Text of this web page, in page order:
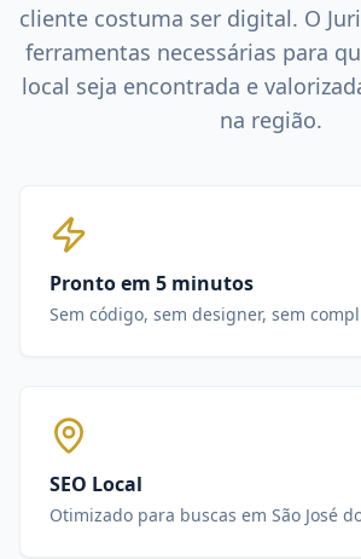
cliente costuma ser digital. O
ferramentas necessárias para
local seja encontrada e
na região.
Pronto em 5 minutos
Sem código, sem designer, sem
SEO Local
Otimizado para buscas em São José